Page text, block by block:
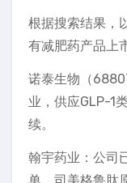
根据搜索结果，
有减肥药产品上
诺泰生物（
业，供应GLP-1
续。
翰宇药业：公司